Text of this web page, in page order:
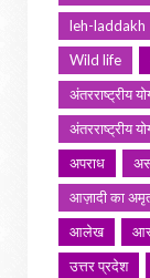
leh-laddakh
Wild life
अंतरराष्ट्रीय
अंतरराष्ट्रीय
अपराध
आज़ादी का
आलेख
उत्तर प्रदेश